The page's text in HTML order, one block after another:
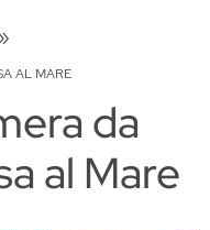
AL MARE
da
al Mare